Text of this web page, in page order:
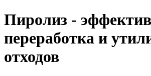
Пиролиз -
переработка и
отходов